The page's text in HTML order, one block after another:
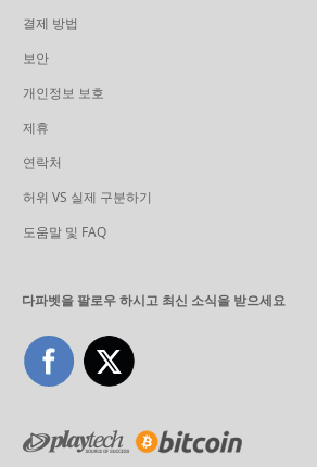
결제 방법
보안
개인정보 보호
제휴
연락처
허위 VS 실제 구분하기
도움말 및 FAQ
다파벳을 팔로우 하시고 최신 소식을 받으세요